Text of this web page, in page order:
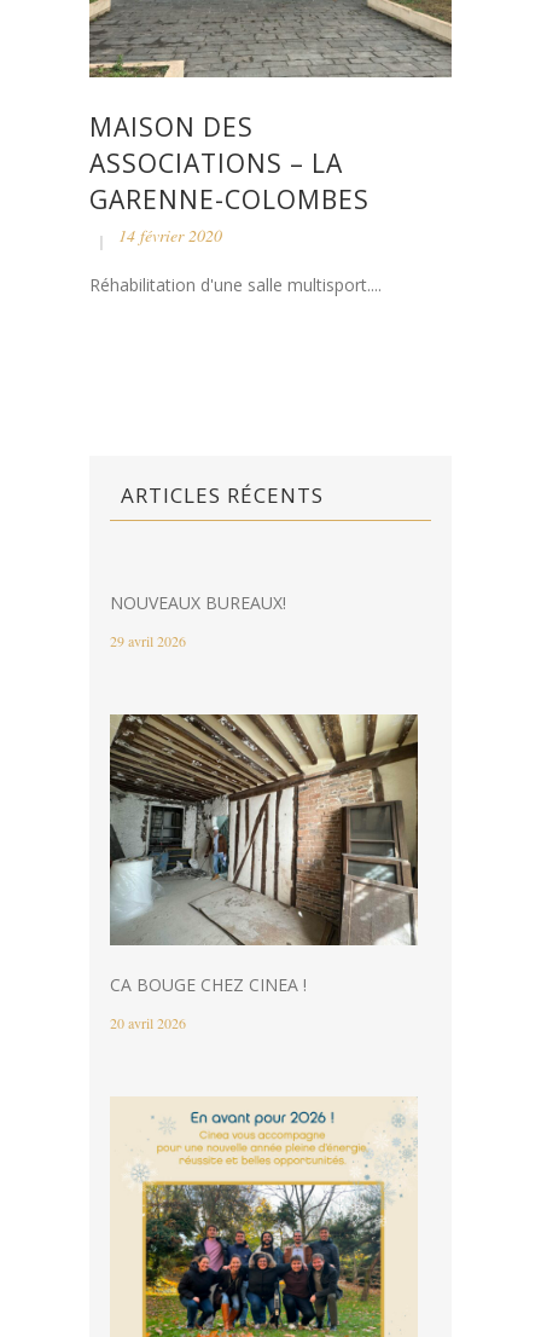
MAISON DES
ASSOCIATIONS – LA
GARENNE-COLOMBES
14 février 2020
Réhabilitation d'une salle multisport....
ARTICLES RÉCENTS
NOUVEAUX BUREAUX!
29 avril 2026
CA BOUGE CHEZ CINEA !
20 avril 2026